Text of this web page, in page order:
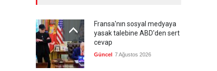
Fransa'nın sosyal medyaya
yasak talebine ABD'den sert
cevap
Güncel 7 Ağustos 2026